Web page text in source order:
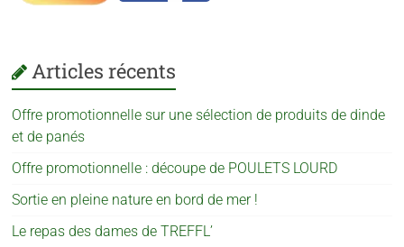
Articles récents
Offre promotionnelle sur une sélection de produits de dinde
et de panés
Offre promotionnelle : découpe de POULETS LOURD
Sortie en pleine nature en bord de mer !
Le repas des dames de TREFFL’